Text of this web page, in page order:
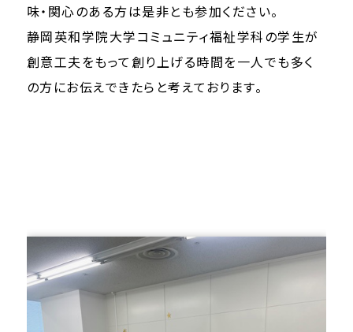
味・関心のある方は是非とも参加ください。
静岡英和学院大学コミュニティ福祉学科の学生が
創意工夫をもって創り上げる時間を一人でも多く
の方にお伝えできたらと考えております。